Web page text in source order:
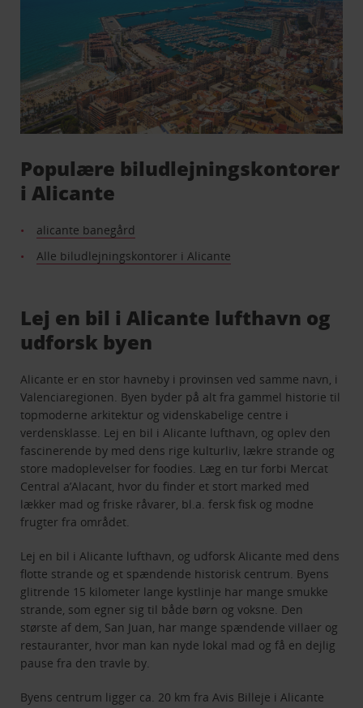
Populære biludlejningskontorer
i Alicante
alicante banegård
Alle biludlejningskontorer i Alicante
Lej en bil i Alicante lufthavn og
udforsk byen
Alicante er en stor havneby i provinsen ved samme navn, i
Valenciaregionen. Byen byder på alt fra gammel historie til
topmoderne arkitektur og videnskabelige centre i
verdensklasse. Lej en bil i Alicante lufthavn, og oplev den
fascinerende by med dens rige kulturliv, lækre strande og
store madoplevelser for foodies. Læg en tur forbi Mercat
Central a’Alacant, hvor du finder et stort marked med
lækker mad og friske råvarer, bl.a. fersk fisk og modne
frugter fra området.
Lej en bil i Alicante lufthavn, og udforsk Alicante med dens
flotte strande og et spændende historisk centrum. Byens
glitrende 15 kilometer lange kystlinje har mange smukke
strande, som egner sig til både børn og voksne. Den
største af dem, San Juan, har mange spændende villaer og
restauranter, hvor man kan nyde lokal mad og få en dejlig
pause fra den travle by.
Byens centrum ligger ca. 20 km fra Avis Billeje i Alicante